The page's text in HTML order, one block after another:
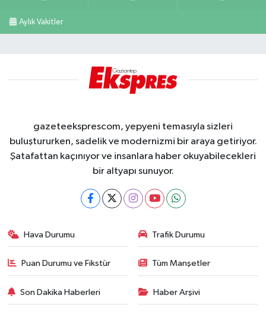
Aylık Vakitler
gazeteeksprescom, yepyeni temasıyla sizleri
buluştururken, sadelik ve modernizmi bir araya getiriyor.
Şatafattan kaçınıyor ve insanlara haber okuyabilecekleri
bir altyapı sunuyor.
Hava Durumu Trafik Durumu
Puan Durumu ve Fikstür Tüm Manşetler
Son Dakika Haberleri Haber Arşivi